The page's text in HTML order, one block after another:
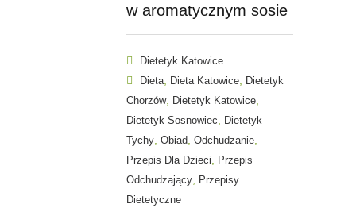
w aromatycznym sosie
Dietetyk Katowice
Dieta
Dieta Katowice
Dietetyk
Chorzów, Dietetyk Katowice
Dietetyk Sosnowiec
Dietetyk
Tychy Obiad Odchudzanie
Przepis Dla Dzieci
Przepis
Odchudzający
Przepisy
Dietetyczne